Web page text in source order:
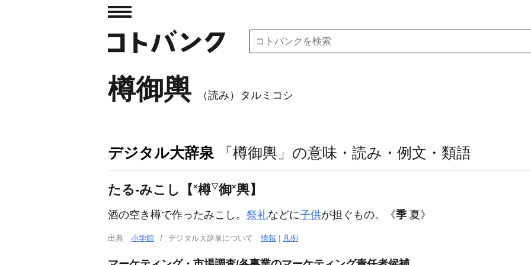
樽御輿 （読み）タルミコシ
デジタル大辞泉 「樽御輿」の意味・読み・例文・類語
たる‐みこし【 ×樽▽御×輿】
酒の空き樽で作ったみこし。 祭礼などに子供が担ぐもの。 《季 夏》
出典 小学館 デジタル大辞泉について情報 凡例